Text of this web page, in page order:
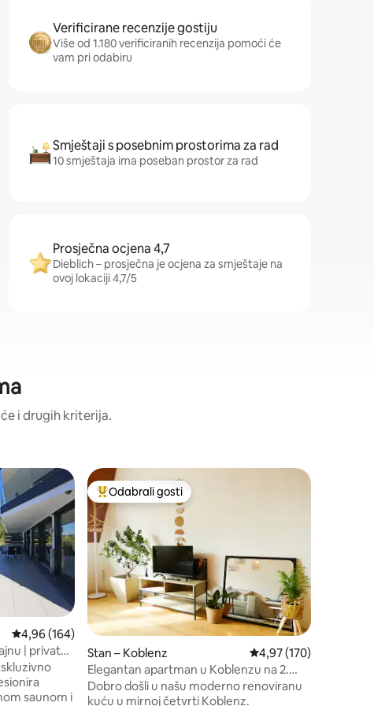
Verificirane recenzije gostiju
Više od 1.180 verificiranih recenzija pomoći će
vam pri odabiru
Smještaji s posebnim prostorima za rad
10 smještaja ima poseban prostor za rad
Prosječna ocjena 4,7
Dieblich – prosječna je ocjena za smještaje na
ovoj lokaciji 4,7/5
i drugih kriterija.
„Odabrali gosti”
Prosječna ocjena: 4,96/5, recenzija: 164
4,96 (164)
| privatna
saunom i
Među najviše rangiranima s oznakom „Odabrali gosti”
Odabrali gosti
Stan – Koblenz Prosječna ocjena:
4,97 (170)
Elegantan apartman u Koblenzu na 2.
katu
Dobro došli u našu moderno renoviranu
kuću u mirnoj četvrti Koblenz.